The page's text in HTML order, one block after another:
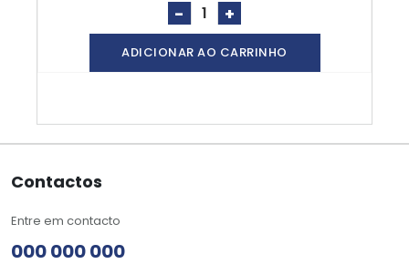
- +
ADICIONAR AO CARRINHO
Contactos
Entre em contacto
000 000 000